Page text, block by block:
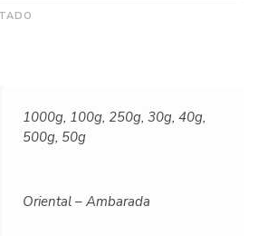
1000g, 100g, 250g, 30g, 40g,
500g, 50g
Oriental – Ambarada